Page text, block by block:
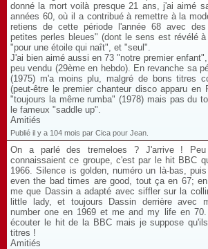
donné la mort voilà presque 21 ans, j'ai aimé
années 60, où il a contribué à remettre à la
retiens de cette période l'année 68 avec
petites perles bleues" (dont le sens est révélé
"pour une étoile qui naît", et "seul".
J'ai bien aimé aussi en 73 "notre premier
peu vendu (29ème en hebdo). En revanche sa
(1975) m'a moins plu, malgré de bons titres
(peut-être le premier chanteur disco apparu en
"toujours la même rumba" (1978) mais pas du
le fameux "saddle up".
Amitiés
Publié il y a 104 mois par Cica pour Jean.
On a parlé des tremeloes ? J'arrive !
connaissaient ce groupe, c'est par le hit BBC
1966. Silence is golden, numéro un là-bas,
even the bad times are good, tout ça en 67;
me que Dassin a adapté avec siffler sur la
little lady, et toujours Dassin derrière avec
number one en 1969 et me and my life en
écouter le hit de la BBC mais je suppose
titres !
Amitiés